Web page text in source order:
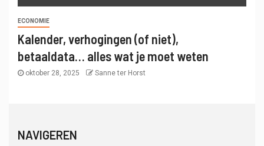
ECONOMIE
Kalender, verhogingen (of niet),
betaaldata… alles wat je moet weten
oktober 28, 2025 Sanne ter Horst
NAVIGEREN